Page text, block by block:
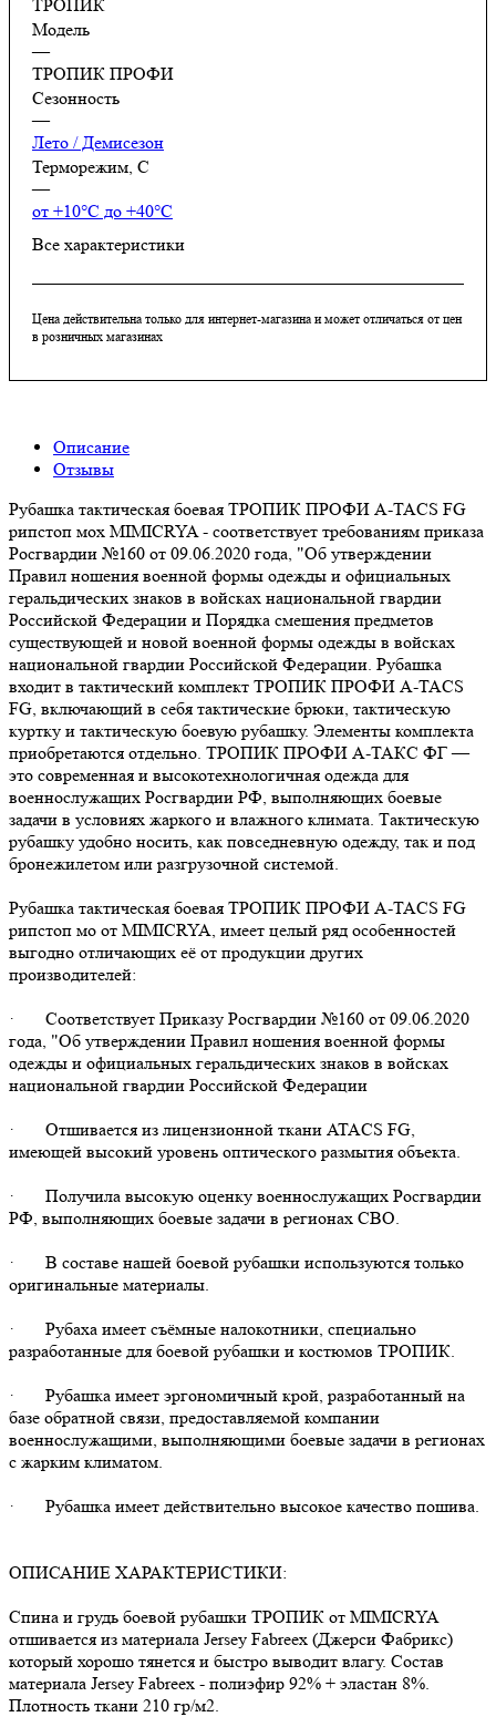
ТРОПИК
Модель
—
ТРОПИК ПРОФИ
Сезонность
—
Лето / Демисезон
Терморежим, C
—
от +10°С до +40°С
Все характеристики
Цена действительна только для интернет-магазина и может отличаться от цен
в розничных магазинах
Описание
Отзывы
Рубашка тактическая боевая ТРОПИК ПРОФИ A-TACS FG
рипстоп мох MIMICRYA - соответствует требованиям приказа
Росгвардии №160 от 09.06.2020 года, "Об утверждении
Правил ношения военной формы одежды и официальных
геральдических знаков в войсках национальной гвардии
Российской Федерации и Порядка смешения предметов
существующей и новой военной формы одежды в войсках
национальной гвардии Российской Федерации. Рубашка
входит в тактический комплект ТРОПИК ПРОФИ A-TACS
FG, включающий в себя тактические брюки, тактическую
куртку и тактическую боевую рубашку. Элементы комплекта
приобретаются отдельно. ТРОПИК ПРОФИ А-ТАКС ФГ —
это современная и высокотехнологичная одежда для
военнослужащих Росгвардии РФ, выполняющих боевые
задачи в условиях жаркого и влажного климата. Тактическую
рубашку удобно носить, как повседневную одежду, так и под
бронежилетом или разгрузочной системой.
Рубашка тактическая боевая ТРОПИК ПРОФИ A-TACS FG
рипстоп мо от MIMICRYA, имеет целый ряд особенностей
выгодно отличающих её от продукции других
производителей:
· Соответствует Приказу Росгвардии №160 от 09.06.2020
года, "Об утверждении Правил ношения военной формы
одежды и официальных геральдических знаков в войсках
национальной гвардии Российской Федерации
· Отшивается из лицензионной ткани ATACS FG,
имеющей высокий уровень оптического размытия объекта.
· Получила высокую оценку военнослужащих Росгвардии
РФ, выполняющих боевые задачи в регионах СВО.
· В составе нашей боевой рубашки используются только
оригинальные материалы.
· Рубаха имеет съёмные налокотники, специально
разработанные для боевой рубашки и костюмов ТРОПИК.
· Рубашка имеет эргономичный крой, разработанный на
базе обратной связи, предоставляемой компании
военнослужащими, выполняющими боевые задачи в регионах
с жарким климатом.
· Рубашка имеет действительно высокое качество пошива.
ОПИСАНИЕ ХАРАКТЕРИСТИКИ:
Спина и грудь боевой рубашки ТРОПИК от MIMICRYA
отшивается из материала Jersey Fabreex (Джерси Фабрикс)
который хорошо тянется и быстро выводит влагу. Состав
материала Jersey Fabreex - полиэфир 92% + эластан 8%.
Плотность ткани 210 гр/м2.